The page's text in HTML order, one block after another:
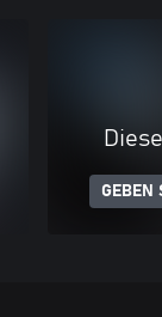
GEBEN